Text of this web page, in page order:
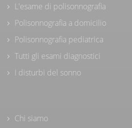
L'esame di polisonnografia
Polisonnografia a domicilio
Polisonnografia pediatrica
Tutti gli esami diagnostici
I disturbi del sonno
Chi siamo